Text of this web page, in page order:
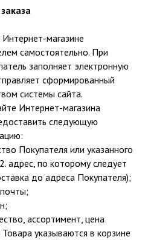
магазине
самостоятельно. При
заполняет электронную
сформированный
системы сайта.
Интернет-магазина
следующую
Покупателя или указанного
адрес, по которому следует
до адреса Покупателя);
ассортимент, цена
указываются в корзине